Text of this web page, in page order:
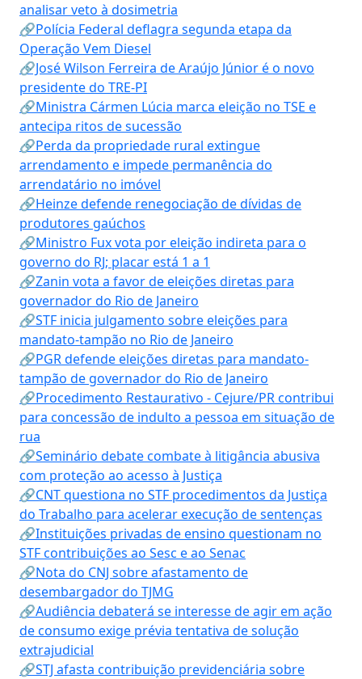
analisar veto à dosimetria
🔗Polícia Federal deflagra segunda etapa da
Operação Vem Diesel
🔗José Wilson Ferreira de Araújo Júnior é o novo
presidente do TRE-PI
🔗Ministra Cármen Lúcia marca eleição no TSE e
antecipa ritos de sucessão
🔗Perda da propriedade rural extingue
arrendamento e impede permanência do
arrendatário no imóvel
🔗Heinze defende renegociação de dívidas de
produtores gaúchos
🔗Ministro Fux vota por eleição indireta para o
governo do RJ; placar está 1 a 1
🔗Zanin vota a favor de eleições diretas para
governador do Rio de Janeiro
🔗STF inicia julgamento sobre eleições para
mandato-tampão no Rio de Janeiro
🔗PGR defende eleições diretas para mandato-
tampão de governador do Rio de Janeiro
🔗Procedimento Restaurativo - Cejure/PR contribui
para concessão de indulto a pessoa em situação de
rua
🔗Seminário debate combate à litigância abusiva
com proteção ao acesso à Justiça
🔗CNT questiona no STF procedimentos da Justiça
do Trabalho para acelerar execução de sentenças
🔗Instituições privadas de ensino questionam no
STF contribuições ao Sesc e ao Senac
🔗Nota do CNJ sobre afastamento de
desembargador do TJMG
🔗Audiência debaterá se interesse de agir em ação
de consumo exige prévia tentativa de solução
extrajudicial
🔗STJ afasta contribuição previdenciária sobre